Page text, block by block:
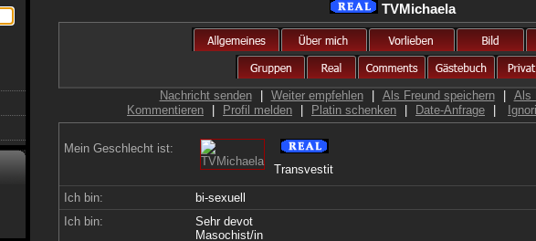
TVMichaela
Nachricht senden Weiter empfehlen Als Freund speichern
Als
Kommentieren
Profil melden Platin schenken Date-Anfrage
Mein Geschlecht ist:
Transvestit
Ich bin:
bi-sexuell
Ich bin:
Sehr devot
Masochist/in